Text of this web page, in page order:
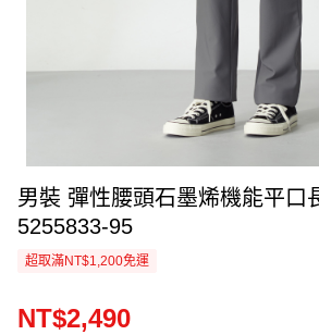
男裝 彈性腰頭石墨烯機能平口
5255833-95
超取滿NT$1,200免運
NT$2,490